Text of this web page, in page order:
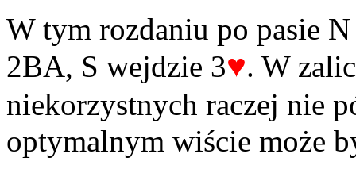
W tym rozdaniu po pasie
2BA, S wejdzie 3♥. W
niekorzystnych raczej nie
optymalnym wiście może